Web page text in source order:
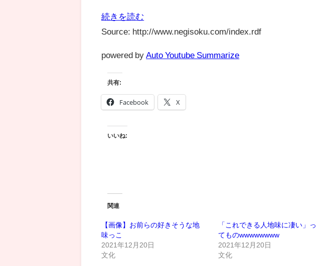
続きを読む
Source: http://www.negisoku.com/index.rdf
powered by Auto Youtube Summarize
共有:
Facebook X
いいね:
関連
【画像】お前らの好きそうな地
味っこ
2021年12月20日
文化
「これできる人地味に凄い」っ
てものwwwwwwww
2021年12月20日
文化